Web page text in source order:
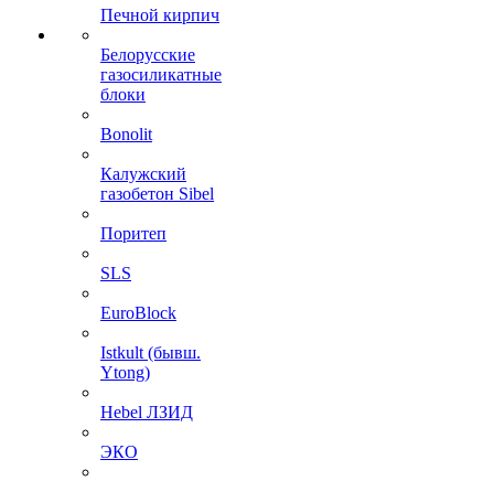
Печной кирпич
Белорусские
газосиликатные
блоки
Bonolit
Калужский
газобетон Sibel
Поритеп
SLS
EuroBlock
Istkult (бывш.
Ytong)
Hebel ЛЗИД
ЭКО